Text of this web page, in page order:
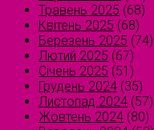
Травень 2025 (68)
Квітень 2025 (68)
Березень 2025 (74)
Лютий 2025 (67)
Січень 2025 (51)
Грудень 2024 (35)
Листопад 2024 (57)
Жовтень 2024 (80)